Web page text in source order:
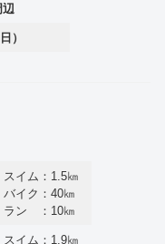
）
スイム：1.5㎞
バイク：40㎞
ラン ：10㎞
スイム：1.9㎞